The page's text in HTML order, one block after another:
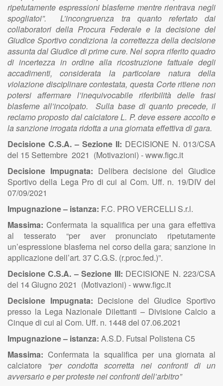
ripetutamente espressioni blasfeme mentre rientrava negli
spogliatoi”. L’incongruenza tra quanto refertato dai
collaboratori della Procura Federale e la decisione del
Giudice Sportivo condiziona la correttezza della decisione
assunta dal Giudice di prime cure. Nel sopra riferito quadro
di incertezza in ordine alla ricostruzione fattuale degli
accadimenti, considerata la particolare natura della
violazione disciplinare contestata, questa Corte ritiene non
potersi affermare l’inequivocabile riferibilità delle frasi
blasfeme all’incolpato. Sulla base di quanto precede, il
reclamo proposto dal calciatore L. P. deve essere accolto e
la sanzione irrogata ridotta a una giornata effettiva di gara.
Decisione C.S.A. – Sezione II: DECISIONE N. 013/CSA
del 15 Settembre 2021 (Motivazioni) - www.figc.it
Decisione Impugnata: Delibera decisione del Giudice
Sportivo della Lega Pro di cui al Com. Uff. n. 19/DIV del
07/09/2021
Impugnazione – istanza: F.C. PRO VERCELLI S.r.l.
Massima:Confermata la squalifica per una gara effettiva
al tesserato “per aver pronunciato ripetutamente
un’espressione blasfema nel corso della gara; sanzione in
applicazione dell’art. 37 C.G.S. (r.proc.fed.)”.
Decisione C.S.A. – Sezione III: DECISIONE N. 223/CSA
del 14 Giugno 2021 (Motivazioni) - www.figc.it
Decisione Impugnata: Decisione del Giudice Sportivo
presso la Lega Nazionale Dilettanti – Divisione Calcio a
Cinque di cui al Com. Uff. n. 1448 del 07.06.2021
Impugnazione – istanza: A.S.D. Futsal Polistena C5
Massima: Confermata la squalifica per una giornata al
calciatore “per condotta scorretta nei confronti di un
avversario e per proteste nei confronti dell’arbitro”